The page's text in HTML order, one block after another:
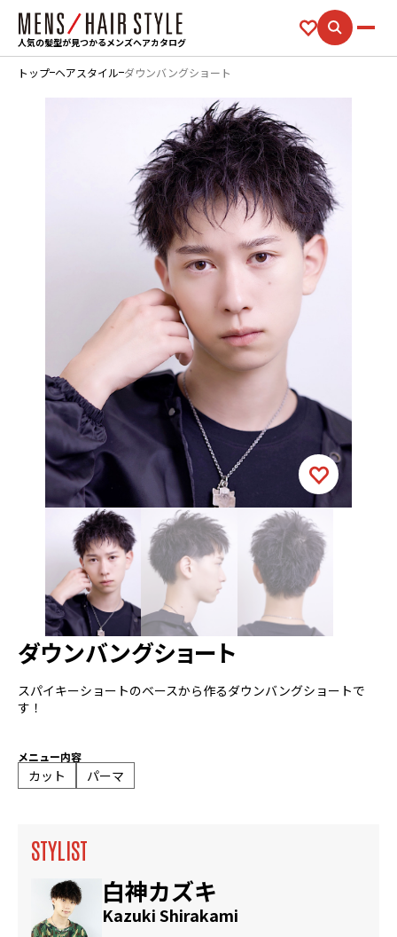
人気の髪型が見つかるメンズヘアカタログ
トップ ヘアスタイル ダウンバングショート
ダウンバングショート
スパイキーショートのベースから作るダウンバングショートで
す！
メニュー内容
カット パーマ
STYLIST
白神カズキ
Kazuki Shirakami